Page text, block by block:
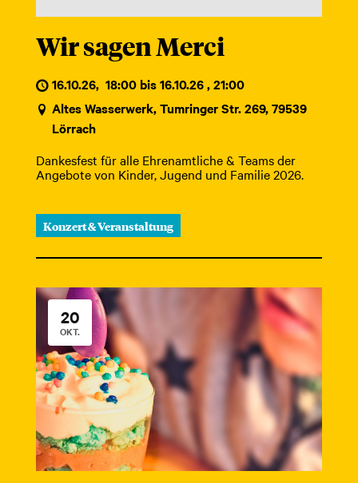
Wir sagen Merci
16.10.26, 18:00 bis 16.10.26 , 21:00
Altes Wasserwerk, Tumringer Str. 269, 79539
Lörrach
Dankesfest für alle Ehrenamtliche & Teams der
Angebote von Kinder, Jugend und Familie 2026.
Konzert & Veranstaltung
20
OKT.